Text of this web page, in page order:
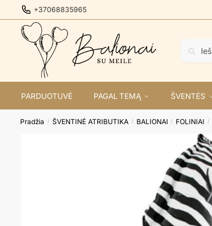
to
navigation
to
content
+37068835965
PARDUOTUVĖ PAGAL TEMĄ ŠVENTĖS
Pradžia / ŠVENTINĖ ATRIBUTIKA / BALIONAI / FOLINIAI /